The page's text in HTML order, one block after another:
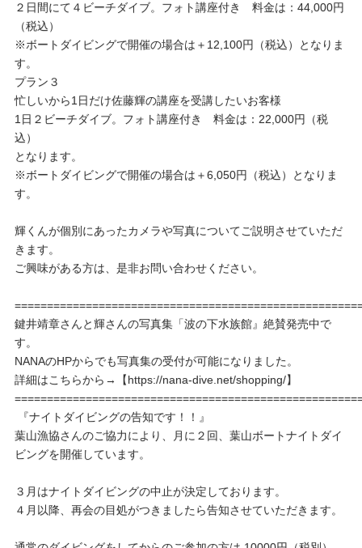
２日間にて４ビーチダイブ。フォト講座付き 料金は：44,000円
（税込）
※ボートダイビングで開催の場合は＋12,100円（税込）となりま
す。
プラン３
忙しいから1日だけ佐藤輝の講座を受講したいお客様
1日２ビーチダイブ。フォト講座付き 料金は：22,000円（税
込）
となります。
※ボートダイビングで開催の場合は＋6,050円（税込）となりま
す。
輝くんが個別にあったカメラや写真についてご説明させていただ
きます。
ご興味がある方は、是非お問い合わせください。
鍵井靖章さんと輝さんの写真集「波の下水族館』絶賛発売中で
す。
NANAのHPからでも写真集の受付が可能になりました。
詳細はこちらから→【https://nana-dive.net/shopping/】
『ナイトダイビングの告知です！！』
葉山漁協さんのご協力により、月に２回、葉山ボートナイトダイ
ビングを開催しています。
３月はナイトダイビングの中止が決定しております。
４月以降、再会の目処がつきましたら告知させていただきます。